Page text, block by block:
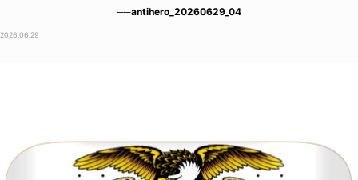
──antihero_20260629_04
2026.06.29